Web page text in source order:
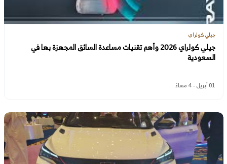
جيلي كولراي
جيلي كولراي 2026 وأهم تقنيات مساعدة السائق المجهزة بها في
السعودية
01 أبريل - 4 مساءً